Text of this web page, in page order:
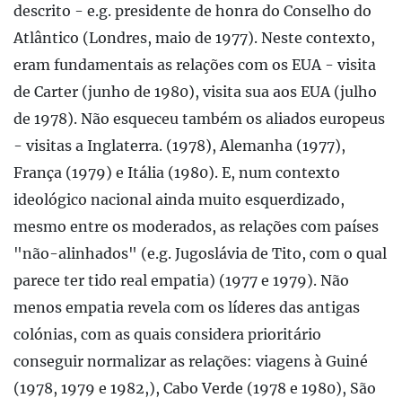
descrito - e.g. presidente de honra do Conselho do
Atlântico (Londres, maio de 1977). Neste contexto,
eram fundamentais as relações com os EUA - visita
de Carter (junho de 1980), visita sua aos EUA (julho
de 1978). Não esqueceu também os aliados europeus
- visitas a Inglaterra. (1978), Alemanha (1977),
França (1979) e Itália (1980). E, num contexto
ideológico nacional ainda muito esquerdizado,
mesmo entre os moderados, as relações com países
"não-alinhados" (e.g. Jugoslávia de Tito, com o qual
parece ter tido real empatia) (1977 e 1979). Não
menos empatia revela com os líderes das antigas
colónias, com as quais considera prioritário
conseguir normalizar as relações: viagens à Guiné
(1978, 1979 e 1982,), Cabo Verde (1978 e 1980), São